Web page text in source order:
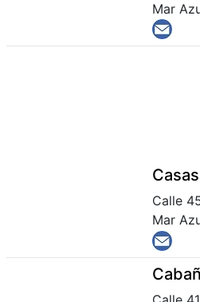
Mar
Calle
Mar